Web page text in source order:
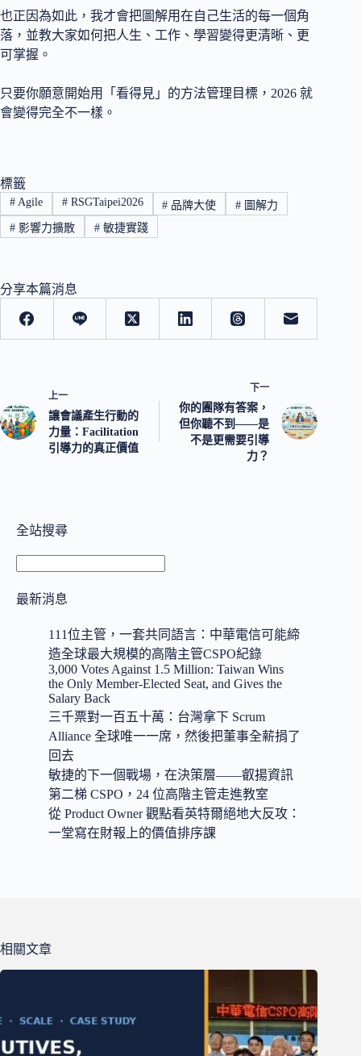
也正因為如此，我才會把圖解用在自己生活的每一個角
落，並教大家如何把人生、工作、學習變得更清晰、更
可掌握。
只要你願意開始用「看得見」的方法管理目標，2026 就
會變得完全不一樣。
標籤
#Agile #RSGTaipei2026 # 品牌大使 # 圖解力
#影響力擴散 #敏捷實踐
分享本篇消息
上一
讓會議產生行動的
力量：Facilitation
引導力的真正價值
下一
你的團隊有答案，
但你聽不到——是
不是更需要引導
力？
全站搜尋
最新消息
111位主管，一套共同語言：中華電信可能締
造全球最大規模的高階主管CSPO紀錄
3,000 Votes Against 1.5 Million: Taiwan Wins
the Only Member-Elected Seat, and Gives the
Salary Back
三千票對一百五十萬：台灣拿下 Scrum
Alliance 全球唯一一席，然後把董事全薪捐了
回去
敏捷的下一個戰場，在決策層——叡揚資訊
第二梯 CSPO，24 位高階主管走進教室
從 Product Owner 觀點看英特爾絕地大反攻：
一堂寫在財報上的價值排序課
相關文章